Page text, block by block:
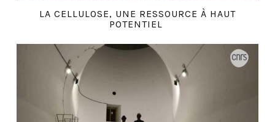
LA CELLULOSE, UNE RESSOURCE À HAUT
POTENTIEL